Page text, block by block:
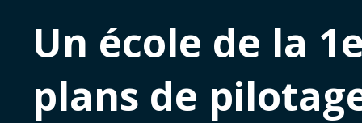
Un école de la
plans de